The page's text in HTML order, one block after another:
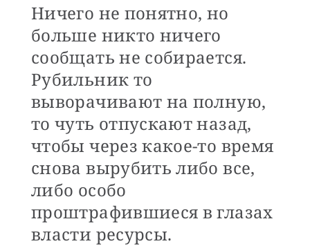
Ничего не понятно, но
больше никто ничего
сообщать не собирается.
Рубильник то
выворачивают на полную,
то чуть отпускают назад,
чтобы через какое-то время
снова вырубить либо все,
либо особо
проштрафившиеся в глазах
власти ресурсы.